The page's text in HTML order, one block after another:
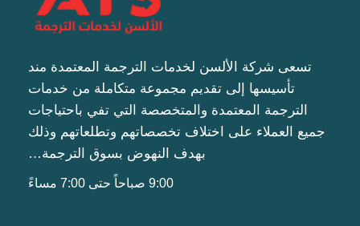
تسعى شركة الألسن لخدمات الترجمة المعتمدة مند
تأسيسها إلى تقديم مجموعة متكاملة من خدمات
الترجمة المعتمدة والمتخصصة التي تفي باحتياجات
جميع العملاء على اختلاف تخصصاتهم وتطلعاتهم وذلك
بهدف النهوض بسوق الترجمة…